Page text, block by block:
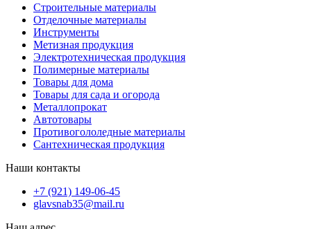
Строительные материалы
Отделочные материалы
Инструменты
Метизная продукция
Электротехническая продукция
Полимерные материалы
Товары для дома
Товары для сада и огорода
Металлопрокат
Автотовары
Противогололедные материалы
Сантехническая продукция
Наши контакты
+7 (921) 149-06-45
glavsnab35@mail.ru